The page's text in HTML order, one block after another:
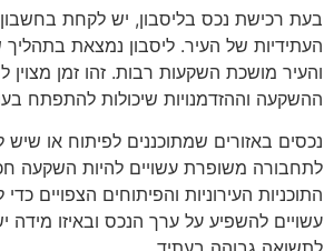
בעת רכישת נכס בליסבון, יש לקחת
העתידיות של העיר. ליסבון נמצאת
והעיר מושכת השקעות רבות. זהו זמן מצוין
ההשקעה וההזדמנויות שיכולות להתפתח
נכסים באזורים שמתוכננים לפיתוח או שיש
לתחבורה משופרת עשויים להיות השקעה
התוכניות העירוניות והפיתוחים הצפויים
עשויים להשפיע על ערך הנכס ובאיזו מידה